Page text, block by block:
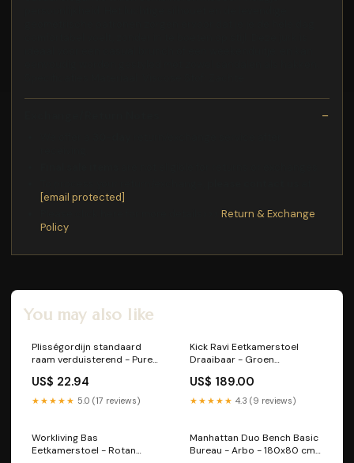
[email protected]
Return & Exchange
Policy
You may also like
Plisségordijn standaard
raam verduisterend - Pure
Title
US$ 22.94
★★★★★ 5.0 (17 reviews)
Kick Ravi Eetkamerstoel
Draaibaar - Groen
US$ 189.00
★★★★★ 4.3 (9 reviews)
Workliving Bas
Eetkamerstoel - Rotan
Manhattan Duo Bench Basic
Bureau - Arbo - 180x80 cm -